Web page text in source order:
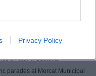
Privacy Policy
activitats
i la COVID-19 començarà el 5
a l’atur a Castellar
parades al Mercat Municipal